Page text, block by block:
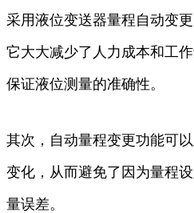
采用液位变送器量程自动变
它大大减少了人力成本和工
保证液位测量的准确性。
其次，自动量程变更功能可
变化，从而避免了因为量程
量误差。